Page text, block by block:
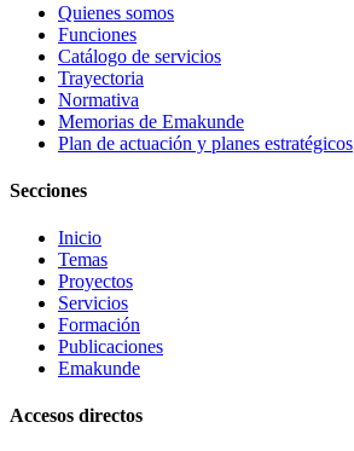
Quienes somos
Funciones
Catálogo de servicios
Trayectoria
Normativa
Memorias de Emakunde
Plan de actuación y planes estratégicos
Secciones
Inicio
Temas
Proyectos
Servicios
Formación
Publicaciones
Emakunde
Accesos directos